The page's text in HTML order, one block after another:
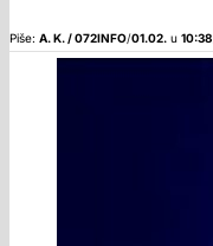
Piše: A. K. / 072INFO/01.02. u 10:38